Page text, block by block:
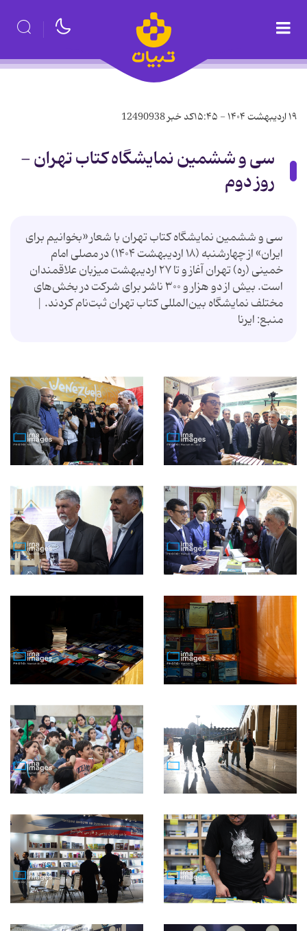
۱۹ اردیبهشت ۱۴۰۴ - ۱۵:۴۵ کد خبر12490938
سی و ششمین نمایشگاه کتاب تهران -
روز دوم
سی و ششمین نمایشگاه کتاب تهران با شعار «بخوانیم برای
ایران» از چهارشنبه (۱۸ اردیبهشت ۱۴۰۴) در مصلی امام
خمینی (ره) تهران آغاز و تا ۲۷ اردیبهشت میزبان علاقمندان
است. بیش از دو هزار و ۳۰۰ ناشر برای شرکت در بخش‌های
مختلف نمایشگاه بین‌المللی کتاب تهران ثبت‌نام کردند. |
منبع: ایرنا